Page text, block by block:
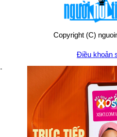
Copyright (C)
Điều khoản
Chính sách